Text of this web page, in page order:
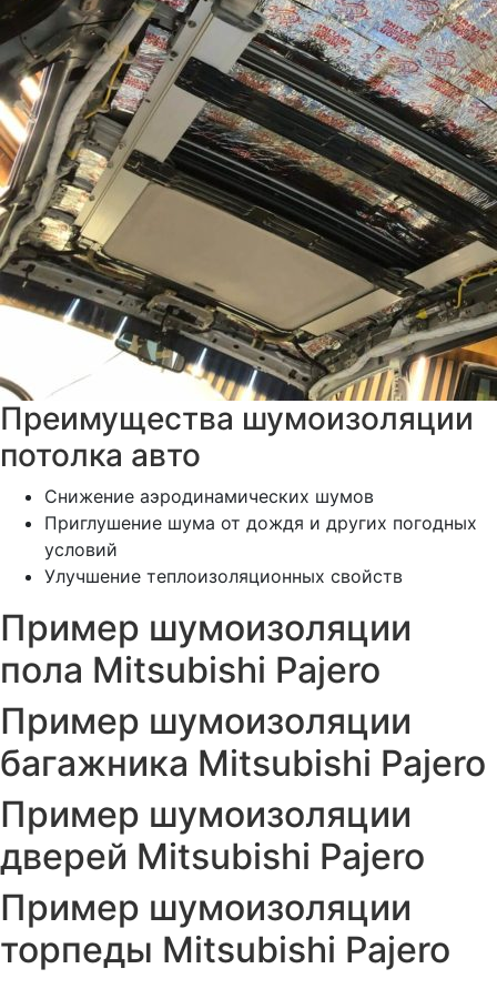
Преимущества шумоизоляции
потолка авто
Снижение аэродинамических шумов
Приглушение шума от дождя и других погодных
условий
Улучшение теплоизоляционных свойств
Пример шумоизоляции
пола Mitsubishi Pajero
Пример шумоизоляции
багажника Mitsubishi Pajero
Пример шумоизоляции
дверей Mitsubishi Pajero
Пример шумоизоляции
торпеды Mitsubishi Pajero